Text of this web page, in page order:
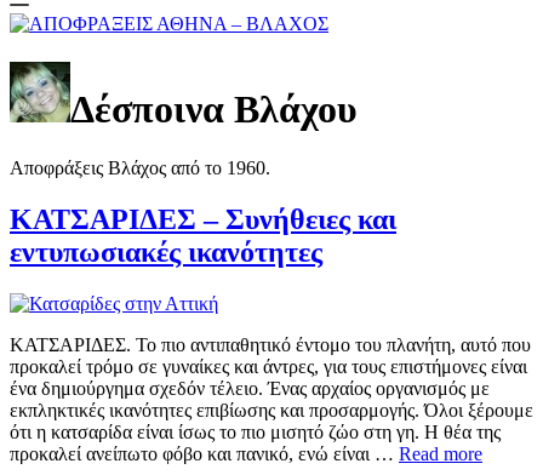
Δέσποινα Βλάχου
Αποφράξεις Βλάχος από το 1960.
ΚΑΤΣΑΡΙΔΕΣ – Συνήθειες και
εντυπωσιακές ικανότητες
ΚΑΤΣΑΡΙΔΕΣ. Το πιο αντιπαθητικό έντομο του πλανήτη, αυτό που
προκαλεί τρόμο σε γυναίκες και άντρες, για τους επιστήμονες είναι
ένα δημιούργημα σχεδόν τέλειο. Ένας αρχαίος οργανισμός με
εκπληκτικές ικανότητες επιβίωσης και προσαρμογής. Όλοι ξέρουμε
ότι η κατσαρίδα είναι ίσως το πιο μισητό ζώο στη γη. Η θέα της
προκαλεί ανείπωτο φόβο και πανικό, ενώ είναι … Read more